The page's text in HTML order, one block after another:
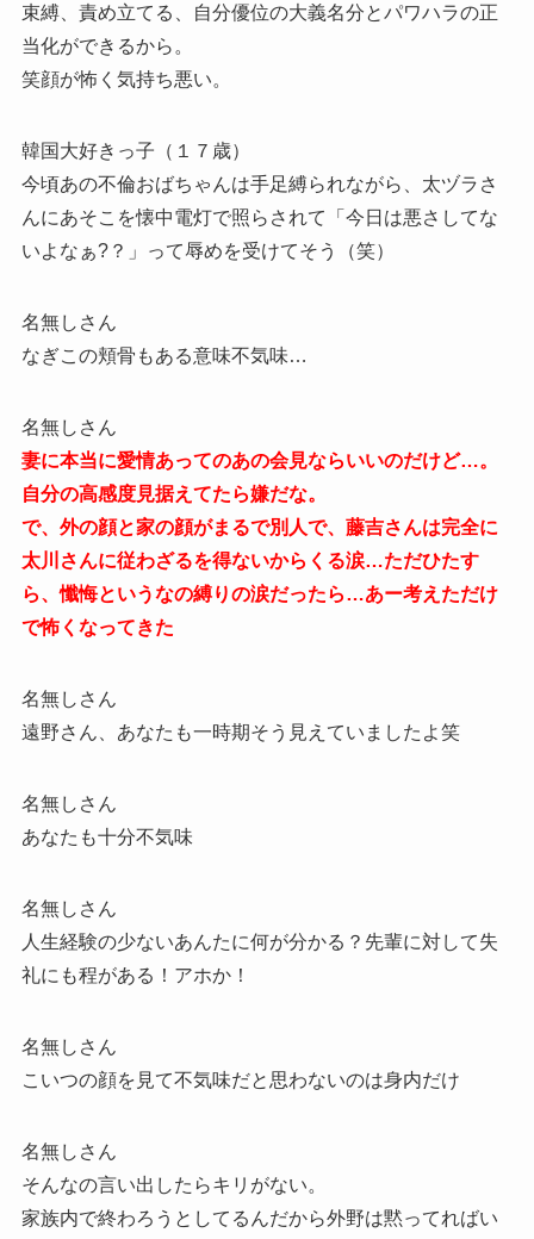
束縛、責め立てる、自分優位の大義名分とパワハラの正
当化ができるから。
笑顔が怖く気持ち悪い。
韓国大好きっ子（１７歳）
今頃あの不倫おばちゃんは手足縛られながら、太ヅラさ
んにあそこを懐中電灯で照らされて「今日は悪さしてな
いよなぁ?？」って辱めを受けてそう（笑）
名無しさん
なぎこの頬骨もある意味不気味…
名無しさん
妻に本当に愛情あってのあの会見ならいいのだけど…。
自分の高感度見据えてたら嫌だな。
で、外の顔と家の顔がまるで別人で、藤吉さんは完全に
太川さんに従わざるを得ないからくる涙…ただひたす
ら、懺悔というなの縛りの涙だったら…あー考えただけ
で怖くなってきた
名無しさん
遠野さん、あなたも一時期そう見えていましたよ笑
名無しさん
あなたも十分不気味
名無しさん
人生経験の少ないあんたに何が分かる？先輩に対して失
礼にも程がある！アホか！
名無しさん
こいつの顔を見て不気味だと思わないのは身内だけ
名無しさん
そんなの言い出したらキリがない。
家族内で終わろうとしてるんだから外野は黙ってればい